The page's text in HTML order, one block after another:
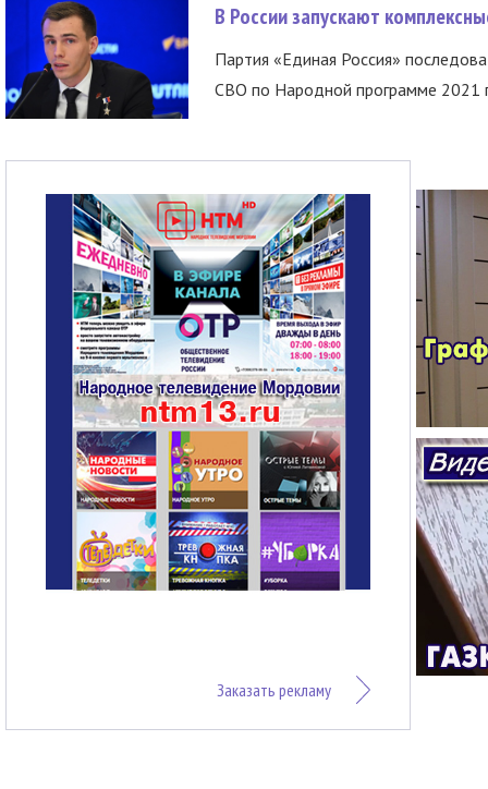
В России запускают
Партия «Единая Россия»
СВО по Народной программе 2021
Заказать рекламу